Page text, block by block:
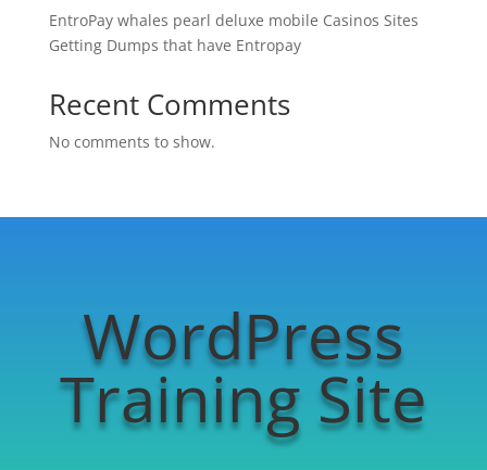
EntroPay whales pearl deluxe mobile Casinos Sites
Getting Dumps that have Entropay
Recent Comments
No comments to show.
WordPress
Training Site